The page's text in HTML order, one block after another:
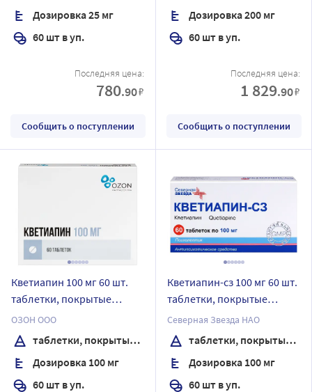
Дозировка 25 мг
60 шт в уп.
Последняя цена:
780.90₽
Сообщить о поступлении
Дозировка 200 мг
60 шт в уп.
Последняя цена:
1 829.90₽
Сообщить о поступлении
Кветиапин 100 мг 60 шт.
таблетки, покрытые
пленочной оболочкой
ОЗОН ООО
таблетки, покрытые пленочной оболочкой
Дозировка 100 мг
60 шт в уп.
Кветиапин-сз 100 мг 60 шт.
таблетки, покрытые
пленочной оболочкой
Северная Звезда НАО
таблетки, покрытые пленочной оболочкой
Дозировка 100 мг
60 шт в уп.